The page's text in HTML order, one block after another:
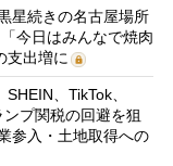
星続きの名古屋場所
今日はみんなで焼肉
出増に
、TikTok、
プ関税の回避を狙
参入・土地取得への